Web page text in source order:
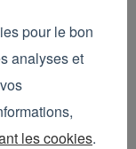
pour le bon
analyses et
les cookies.
de
entre un
Vous avez